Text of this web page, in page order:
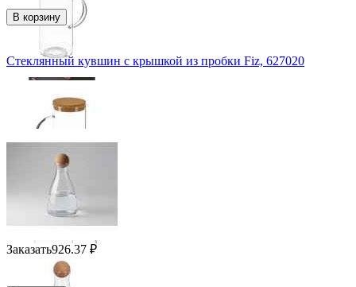
В корзину
Стеклянный кувшин с крышкой из пробки Fiz, 627020
Заказать926.37 ₽